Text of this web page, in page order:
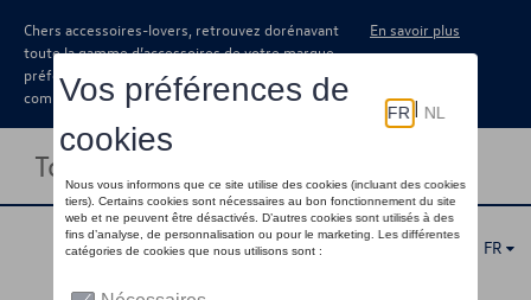
Chers accessoires-lovers, retrouvez dorénavant
toute la gamme d’accessoires de votre marque
préférée sous forme de catalogue à
commander auprès de votre concessionaire.
En savoir plus
Toggle navigation
FR